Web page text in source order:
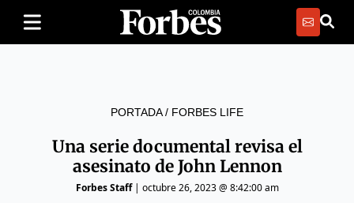
PORTADA/ FORBES LIFE
Una serie documental revisa el
asesinato de John Lennon
Forbes Staff| octubre 26, 2023 @ 8:42:00 am